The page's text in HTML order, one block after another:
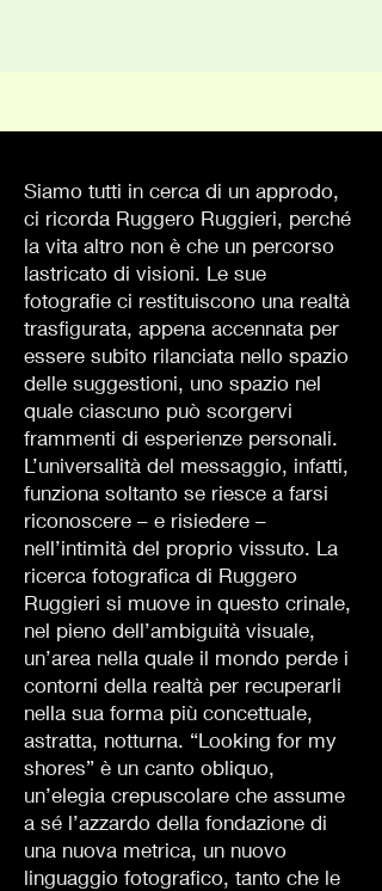
Siamo tutti in cerca di un approdo,
ci ricorda Ruggero Ruggieri, perché
la vita altro non è che un percorso
lastricato di visioni. Le sue
fotografie ci restituiscono una realtà
trasfigurata, appena accennata per
essere subito rilanciata nello spazio
delle suggestioni, uno spazio nel
quale ciascuno può scorgervi
frammenti di esperienze personali.
L’universalità del messaggio, infatti,
funziona soltanto se riesce a farsi
riconoscere – e risiedere –
nell’intimità del proprio vissuto. La
ricerca fotografica di Ruggero
Ruggieri si muove in questo crinale,
nel pieno dell’ambiguità visuale,
un’area nella quale il mondo perde i
contorni della realtà per recuperarli
nella sua forma più concettuale,
astratta, notturna. “Looking for my
shores” è un canto obliquo,
un’elegia crepuscolare che assume
a sé l’azzardo della fondazione di
una nuova metrica, un nuovo
linguaggio fotografico, tanto che le